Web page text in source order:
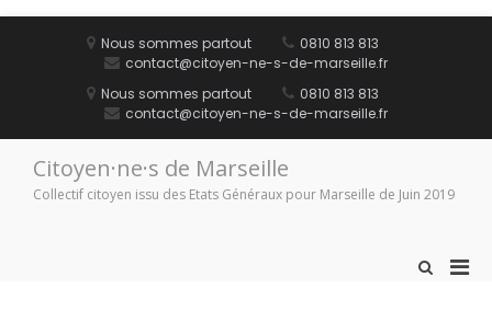
Nous sommes partout
0810 813 813
contact@citoyen-ne-s-de-marseille.fr
Nous sommes partout
0810 813 813
contact@citoyen-ne-s-de-marseille.fr
Citoyen·ne·s de Marseille
Collectif citoyen issu des Etats Généraux pour Marseille de Juin 2019
Afficher